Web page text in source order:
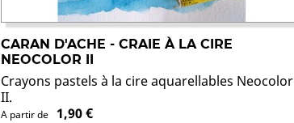
CARAN D'ACHE - CRAIE À LA CIRE
NEOCOLOR II
Crayons pastels à la cire aquarellables Neocolor
II.
A partir de 1,90 €